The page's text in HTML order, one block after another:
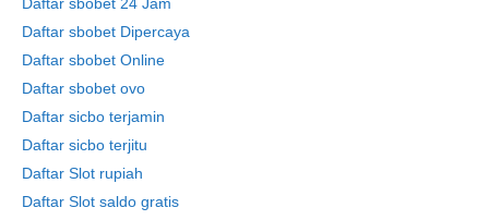
Daftar sbobet 24 Jam
Daftar sbobet Dipercaya
Daftar sbobet Online
Daftar sbobet ovo
Daftar sicbo terjamin
Daftar sicbo terjitu
Daftar Slot rupiah
Daftar Slot saldo gratis